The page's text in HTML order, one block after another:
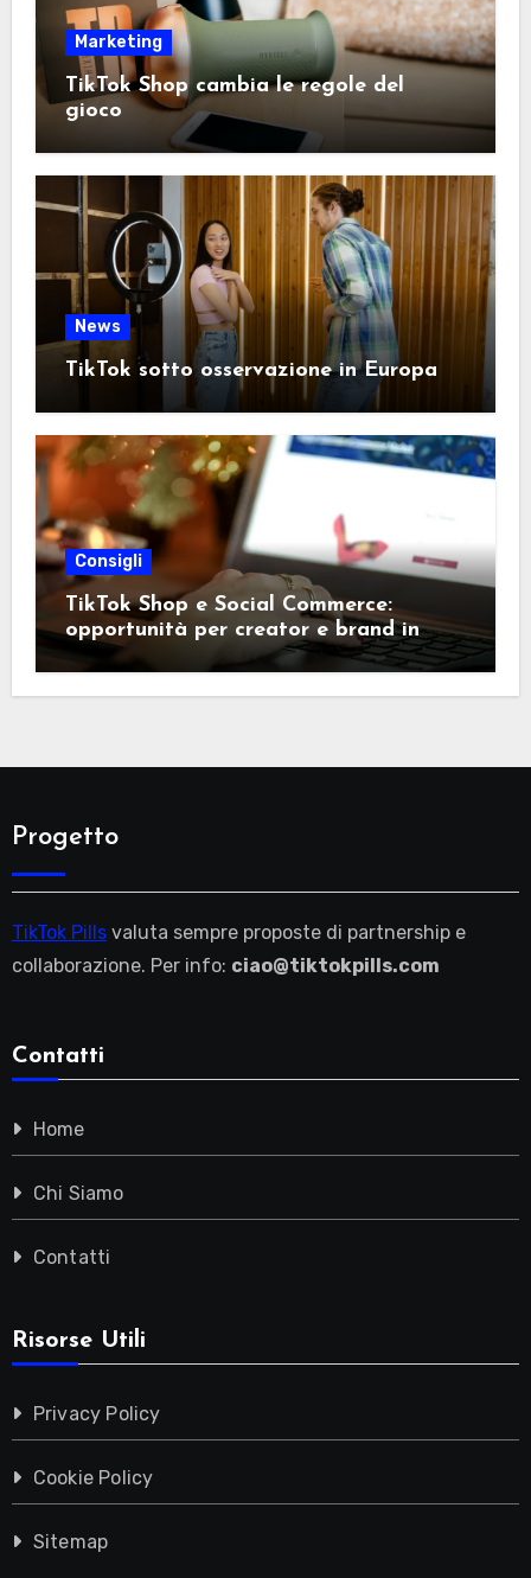
Marketing
TikTok Shop cambia le regole del
gioco
News
TikTok sotto osservazione in Europa
Consigli
TikTok Shop e Social Commerce:
opportunità per creator e brand in
Italia
Progetto
TikTok Pillsvaluta sempre proposte di partnership e
collaborazione. Per info: ciao@tiktokpills.com
Contatti
Home
Chi Siamo
Contatti
Risorse Utili
Privacy Policy
Cookie Policy
Sitemap